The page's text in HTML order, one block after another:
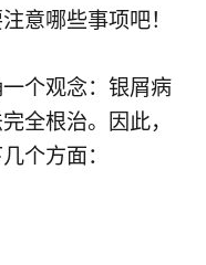
意哪些事项吧！
个观念：银屑病
全根治。因此，
个方面：